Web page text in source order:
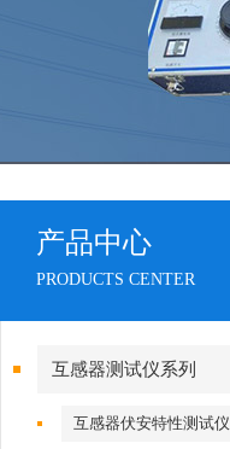
产品中心
PRODUCTS CENTER
互感器测试仪系列
互感器伏安特性测试仪